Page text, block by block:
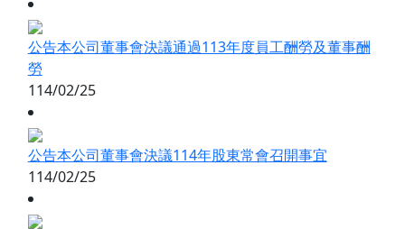
公告本公司董事會決議通過113年度員工酬勞及董事酬
勞
114/02/25
公告本公司董事會決議114年股東常會召開事宜
114/02/25